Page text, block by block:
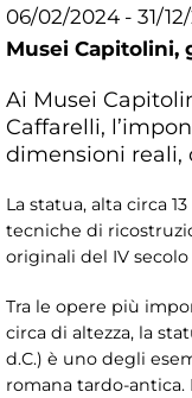
06/02/2024 - 31/
Musei Capitolini,
Ai Musei
Caffarelli,
dimensioni reali,
La statua, alta circa
tecniche di
originali del IV
Tra le opere più
circa di altezza, la
d.C.) è uno degli
romana tardo-antica.